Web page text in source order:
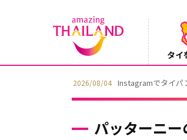
タイ
2026/08/04 Instagramでタイパ
パッターニ